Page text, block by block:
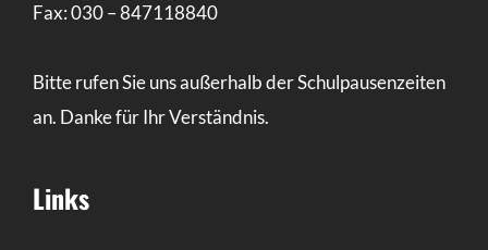
Fax: 030 – 847118840
Bitte rufen Sie uns außerhalb der Schulpausenzeiten
an. Danke für Ihr Verständnis.
Links